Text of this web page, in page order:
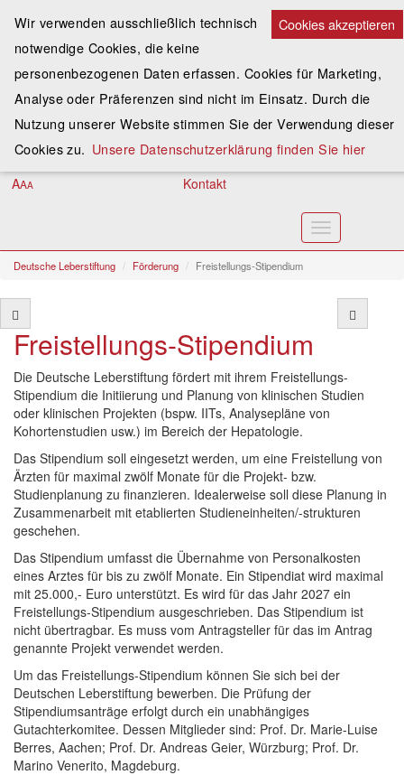
Spenden
Assoziieren
Anmelden
AAA Kontakt
Toggle
navigation
Deutsche Leberstiftung Förderung Freistellungs-Stipendium
Freistellungs-Stipendium
Die Deutsche Leberstiftung fördert mit ihrem Freistellungs-
Stipendium die Initiierung und Planung von klinischen Studien
oder klinischen Projekten (bspw. IITs, Analysepläne von
Kohortenstudien usw.) im Bereich der Hepatologie.
Das Stipendium soll eingesetzt werden, um eine Freistellung von
Ärzten für maximal zwölf Monate für die Projekt- bzw.
Studienplanung zu finanzieren. Idealerweise soll diese Planung in
Zusammenarbeit mit etablierten Studieneinheiten/-strukturen
geschehen.
Das Stipendium umfasst die Übernahme von Personalkosten
eines Arztes für bis zu zwölf Monate. Ein Stipendiat wird maximal
mit 25.000,- Euro unterstützt. Es wird für das Jahr 2027 ein
Freistellungs-Stipendium ausgeschrieben. Das Stipendium ist
nicht übertragbar. Es muss vom Antragsteller für das im Antrag
genannte Projekt verwendet werden.
Um das Freistellungs-Stipendium können Sie sich bei der
Deutschen Leberstiftung bewerben. Die Prüfung der
Stipendiumsanträge erfolgt durch ein unabhängiges
Gutachterkomitee. Dessen Mitglieder sind: Prof. Dr. Marie-Luise
Berres, Aachen; Prof. Dr. Andreas Geier, Würzburg; Prof. Dr.
Marino Venerito, Magdeburg.
Cookies akzeptieren
Wir verwenden ausschließlich technisch
notwendige Cookies, die keine
personenbezogenen Daten erfassen. Cookies für Marketing,
Analyse oder Präferenzen sind nicht im Einsatz. Durch die
Nutzung unserer Website stimmen Sie der Verwendung dieser
Cookies zu. Unsere Datenschutzerklärung finden Sie hier